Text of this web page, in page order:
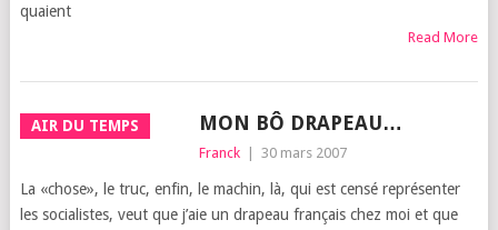
quaient
Read More
AIR DU TEMPS MON BÔ DRAPEAU…
Franck 30 mars 2007
La «chose», le truc, enfin, le machin, là, qui est cen­sé repré­sen­ter
les socia­listes, veut que j’aie un dra­peau fran­çais chez moi et que